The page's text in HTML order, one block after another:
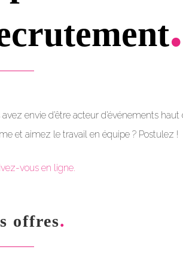
.
avez envie d’être acteur d’événements haut
et aimez le travail en équipe ? Postulez !
vous en ligne.
offres.